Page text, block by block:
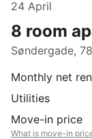
24 April
8 room
Søndergade,
Monthly net
Utilities
Move-in price
What is move-in